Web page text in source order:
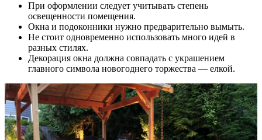
При оформлении следует учитывать степень
освещенности помещения.
Окна и подоконники нужно предварительно вымыть.
Не стоит одновременно использовать много идей в
разных стилях.
Декорация окна должна совпадать с украшением
главного символа новогоднего торжества — елкой.